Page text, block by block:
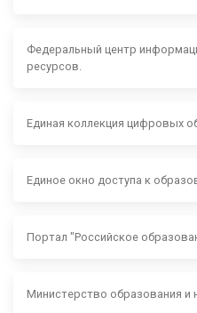
Федеральный центр
ресурсов.
Единая коллекция цифровых
Единое окно доступа к
Портал "Российское
Министерство образования и